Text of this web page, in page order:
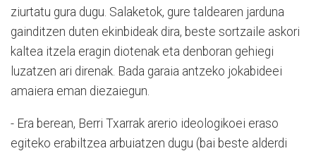
ziurtatu gura dugu. Salaketok, gure taldearen jarduna
gainditzen duten ekinbideak dira, beste sortzaile askori
kaltea itzela eragin diotenak eta denboran gehiegi
luzatzen ari direnak. Bada garaia antzeko jokabideei
amaiera eman diezaiegun.
- Era berean, Berri Txarrak arerio ideologikoei eraso
egiteko erabiltzea arbuiatzen dugu (bai beste alderdi